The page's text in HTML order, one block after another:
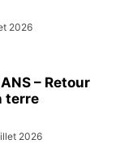
2026
– Retour
terre
2026